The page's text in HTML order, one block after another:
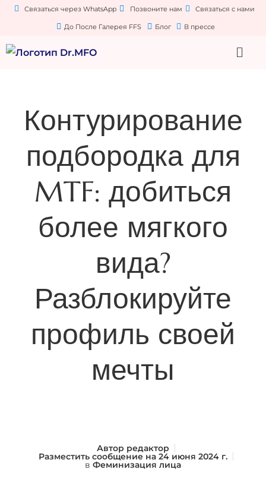
Связаться через WhatsApp Позвоните нам Связаться с нами
До После Галерея FFS Блог В прессе
Контурирование
подбородка для
MTF: добиться
более мягкого
вида?
Разблокируйте
профиль своей
мечты
Автор редактор
Разместить сообщение на 24 июня 2024 г.
в Феминизация лица